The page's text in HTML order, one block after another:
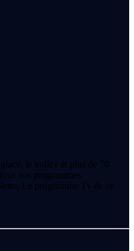
le volley et plus de 70
nos programmes
Le programme Tv de ce